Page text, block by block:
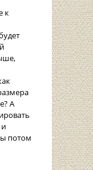
к
А
потом